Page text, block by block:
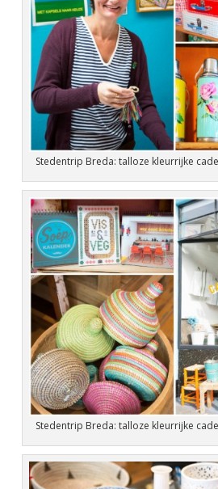
Stedentrip Breda: talloze kleurrijke
Stedentrip Breda: talloze kleurrijke